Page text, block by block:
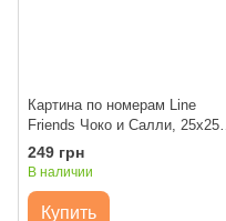
Картина по номерам Line
Friends Чоко и Салли, 25х25
см, холст цветной, Santi
249 грн
В наличии
Купить